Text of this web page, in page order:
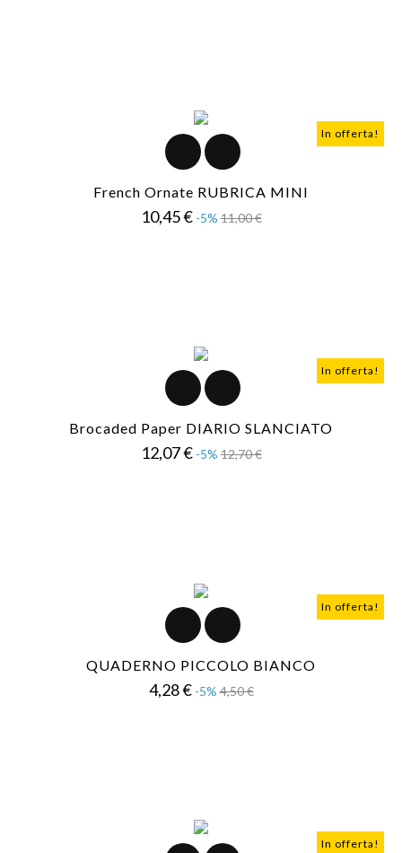
In offerta!
French Ornate RUBRICA MINI
10,45 € Prezzo
-5% 11,00 €Prezzo
In offerta!
Brocaded Paper DIARIO SLANCIATO
12,07 € Prezzo
-5% 12,70 €Prezzo
In offerta!
QUADERNO PICCOLO BIANCO
4,28 € Prezzo
-5% 4,50 €Prezzo
In offerta!